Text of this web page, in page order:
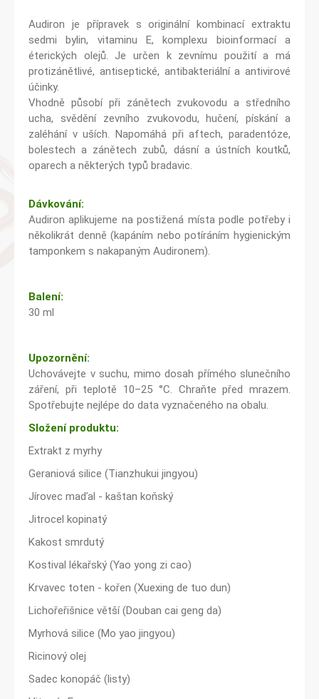
Audiron je přípravek s originální kombinací extraktu
sedmi bylin, vitaminu E, komplexu bioinformací a
éterických olejů. Je určen k zevnímu použití a má
protizánětlivé, antiseptické, antibakteriální a antivirové
účinky.
Vhodně působí při zánětech zvukovodu a středního
ucha, svědění zevního zvukovodu, hučení, pískání a
zaléhání v uších. Napomáhá při aftech, paradentóze,
bolestech a zánětech zubů, dásní a ústních koutků,
oparech a některých typů bradavic.
Dávkování:
Audiron aplikujeme na postižená místa podle potřeby i
několikrát denně (kapáním nebo potíráním hygienickým
tamponkem s nakapaným Audironem).
Balení:
30 ml
Upozornění:
Uchovávejte v suchu, mimo dosah přímého slunečního
záření, při teplotě 10–25 °C. Chraňte před mrazem.
Spotřebujte nejlépe do data vyznačeného na obalu.
Složení produktu:
Extrakt z myrhy
Geraniová silice (Tianzhukui jingyou)
Jírovec maďal - kaštan koňský
Jitrocel kopinatý
Kakost smrdutý
Kostival lékařský (Yao yong zi cao)
Krvavec toten - kořen (Xuexing de tuo dun)
Lichořeřišnice větší (Douban cai geng da)
Myrhová silice (Mo yao jingyou)
Ricinový olej
Sadec konopáč (listy)